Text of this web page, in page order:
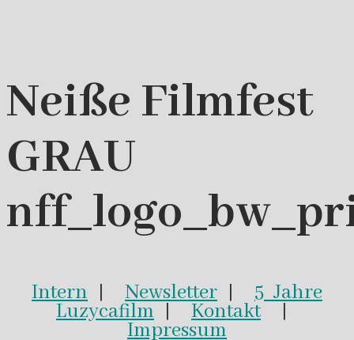
Neiße Filmfest
GRAU
Intern | Newsletter | 5 Jahre
Luzycafilm | Kontakt|
Impressum